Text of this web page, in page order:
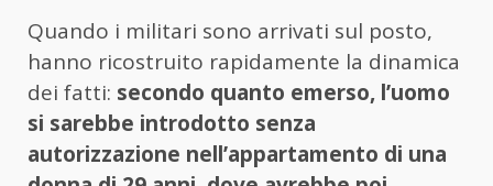
Quando i militari sono arrivati sul posto,
hanno ricostruito rapidamente la dinamica
dei fatti: secondo quanto emerso, l’uomo
si sarebbe introdotto senza
autorizzazione nell’appartamento di una